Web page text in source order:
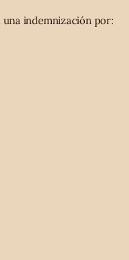
indemnización por: